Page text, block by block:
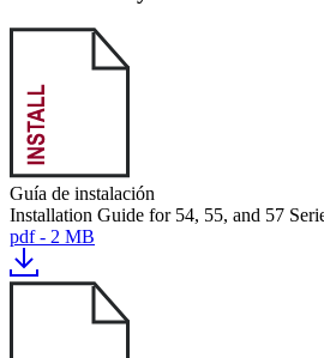
Guía de instalación
Installation Guide for 54, 55, and 57
pdf - 2 MB